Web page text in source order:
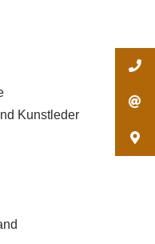
Kunstleder